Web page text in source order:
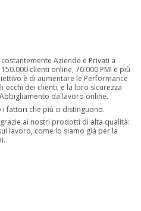
Aziende e Privati a
clienti online, 70.000 PMI e più
è di aumentare le Performance
dei clienti, e la loro sicurezza
da lavoro online.
i fattori che più ci distinguono.
ai nostri prodotti di alta qualità:
lavoro, come lo siamo già per la